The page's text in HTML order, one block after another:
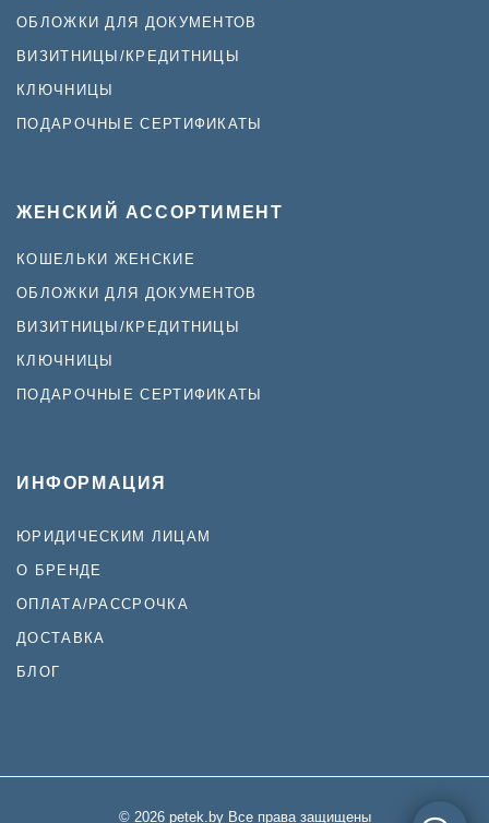
ОБЛОЖКИ ДЛЯ ДОКУМЕНТОВ
ВИЗИТНИЦЫ/КРЕДИТНИЦЫ
КЛЮЧНИЦЫ
ПОДАРОЧНЫЕ СЕРТИФИКАТЫ
ЖЕНСКИЙ АССОРТИМЕНТ
КОШЕЛЬКИ ЖЕНСКИЕ
ОБЛОЖКИ ДЛЯ ДОКУМЕНТОВ
ВИЗИТНИЦЫ/КРЕДИТНИЦЫ
КЛЮЧНИЦЫ
ПОДАРОЧНЫЕ СЕРТИФИКАТЫ
ИНФОРМАЦИЯ
ЮРИДИЧЕСКИМ ЛИЦАМ
О БРЕНДЕ
ОПЛАТА/РАССРОЧКА
ДОСТАВКА
БЛОГ
© 2026 petek.byВсе права защищены